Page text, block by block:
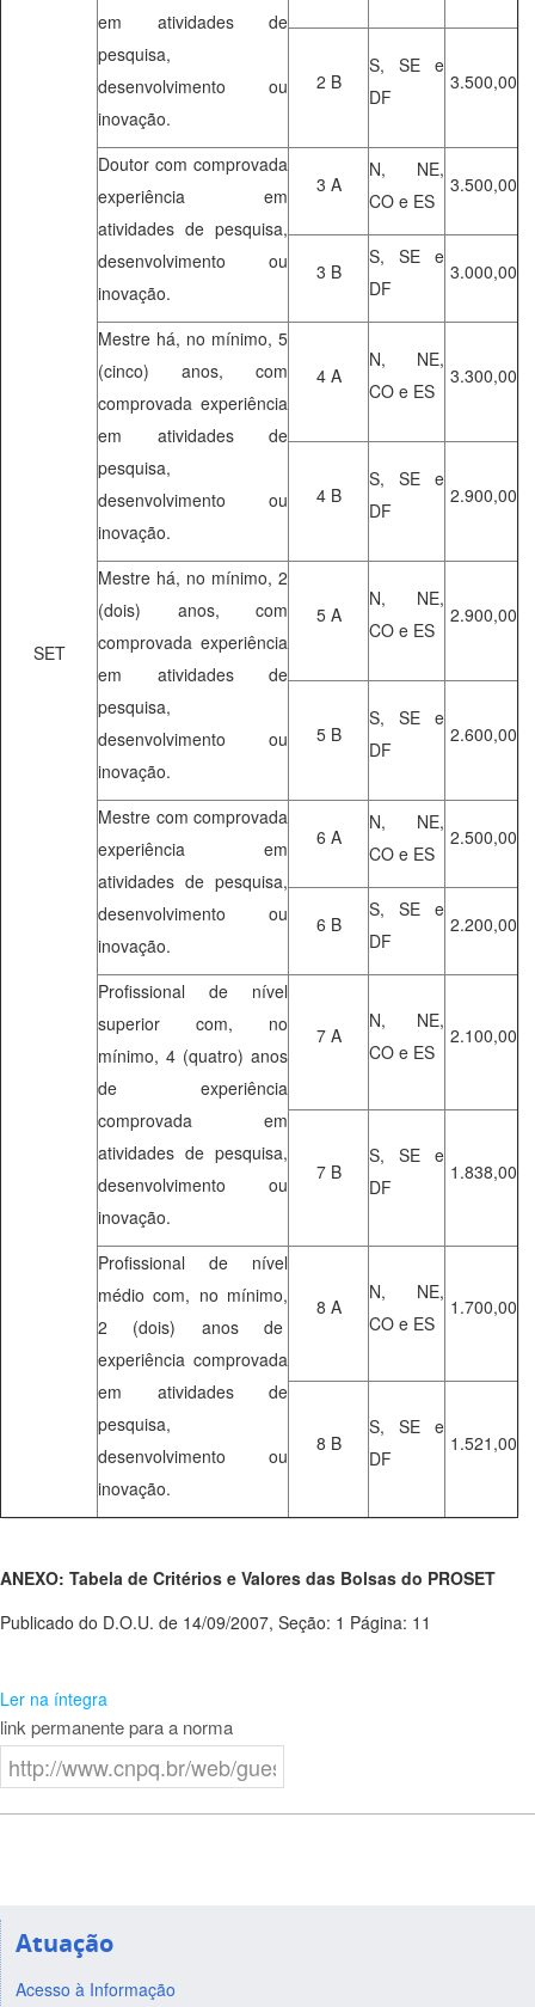
SET
em atividades de
pesquisa,
desenvolvimento ou
inovação.
2 B
S, SE e
DF
3.500,00
Doutor com comprovada
experiência em
atividades de pesquisa,
desenvolvimento ou
inovação.
3 A
N, NE,
CO e ES
3.500,00
3 B
S, SE e
DF
3.000,00
Mestre há, no mínimo, 5
(cinco) anos, com
comprovada experiência
em atividades de
pesquisa,
desenvolvimento ou
inovação.
4 A
N, NE,
CO e ES
3.300,00
4 B
S, SE e
DF
2.900,00
Mestre há, no mínimo, 2
(dois) anos, com
comprovada experiência
em atividades de
pesquisa,
desenvolvimento ou
inovação.
5 A
N, NE,
CO e ES
2.900,00
5 B
S, SE e
DF
2.600,00
Mestre com comprovada
experiência em
atividades de pesquisa,
desenvolvimento ou
inovação.
6 A
N, NE,
CO e ES
2.500,00
6 B
S, SE e
DF
2.200,00
Profissional de nível
superior com, no
mínimo, 4 (quatro) anos
de experiência
comprovada em
atividades de pesquisa,
desenvolvimento ou
inovação.
7 A
N, NE,
CO e ES
2.100,00
7 B
S, SE e
DF
1.838,00
Profissional de nível
médio com, no mínimo,
2 (dois) anos de
experiência comprovada
em atividades de
pesquisa,
desenvolvimento ou
inovação.
8 A
N, NE,
CO e ES
1.700,00
8 B
S, SE e
DF
1.521,00
ANEXO: Tabela de Critérios e Valores das Bolsas do PROSET
Publicado do D.O.U. de 14/09/2007, Seção: 1 Página: 11
Ler na íntegra
link permanente para a norma
Atuação
Acesso à Informação